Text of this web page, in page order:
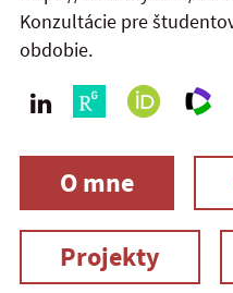
Konzultácie pre
obdobie.
O mne
Projekty